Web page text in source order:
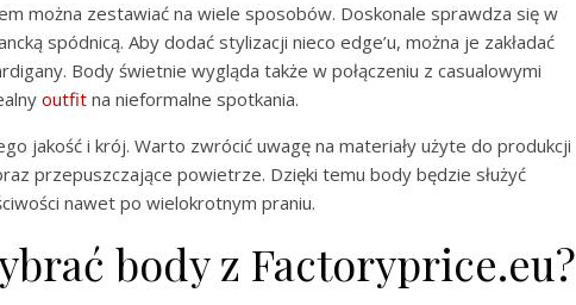
można zestawiać na wiele sposobów. Doskonale sprawdza się w
spódnicą. Aby dodać stylizacji nieco edge’u, można je zakładać
Body świetnie wygląda także w połączeniu z casualowymi
outfit na nieformalne spotkania.
jakość i krój. Warto zwrócić uwagę na materiały użyte do produkcji
przepuszczające powietrze. Dzięki temu body będzie służyć
nawet po wielokrotnym praniu.
body z Factoryprice.eu?